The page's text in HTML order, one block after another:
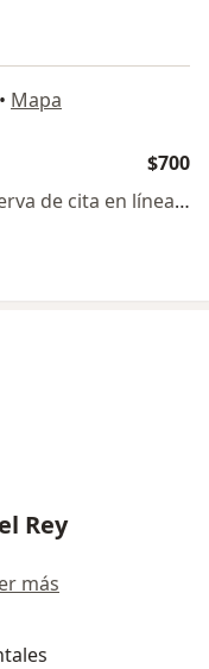
• Mapa
$700
Este especialista no ofrece reserva de cita en línea en esta dirección.
Rey
más